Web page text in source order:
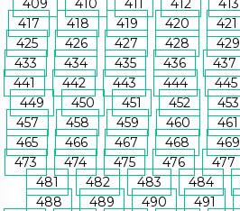
409 410 411 412 413
417
418 419 420 421
425
426 427 428 429
433
434 435 436 437
441
442 443 444 445
449
450 451 452 453
457
458 459 460 461
465
466 467 468 469
473
474 475 476 477
481
482 483 484
488
489 490 491